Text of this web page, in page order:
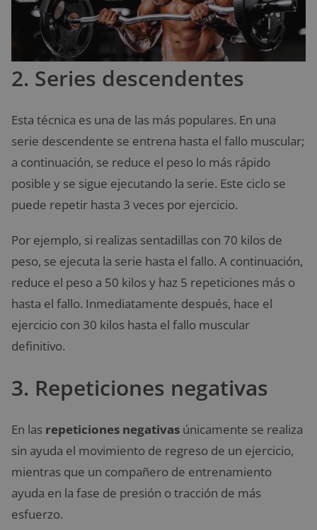
2. Series descendentes
Esta técnica es una de las más populares. En una
serie descendente se entrena hasta el fallo muscular;
a continuación, se reduce el peso lo más rápido
posible y se sigue ejecutando la serie. Este ciclo se
puede repetir hasta 3 veces por ejercicio.
Por ejemplo, si realizas sentadillas con 70 kilos de
peso, se ejecuta la serie hasta el fallo. A continuación,
reduce el peso a 50 kilos y haz 5 repeticiones más o
hasta el fallo. Inmediatamente después, hace el
ejercicio con 30 kilos hasta el fallo muscular
definitivo.
3. Repeticiones negativas
En las repeticiones negativas únicamente se realiza
sin ayuda el movimiento de regreso de un ejercicio,
mientras que un compañero de entrenamiento
ayuda en la fase de presión o tracción de más
esfuerzo.